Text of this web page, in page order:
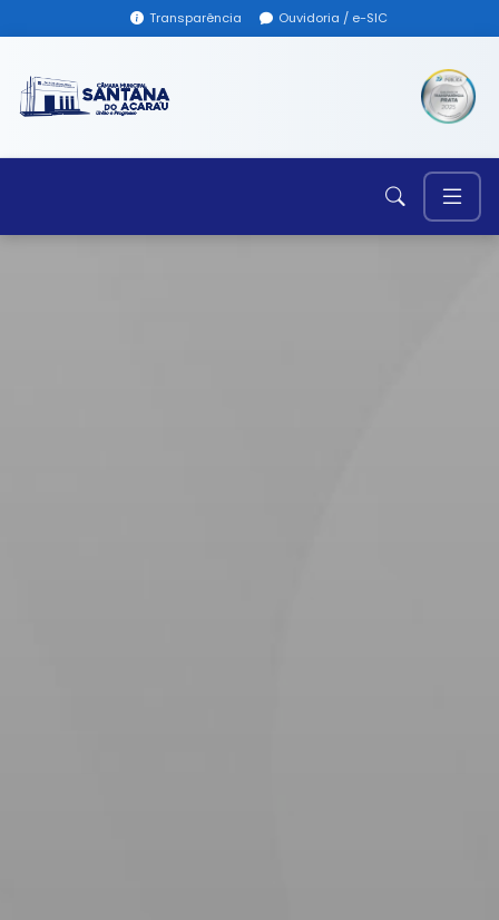
Transparência Ouvidoria / e-SIC